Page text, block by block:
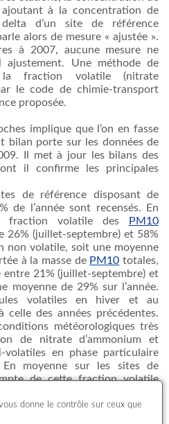
ajoutant à la concentration de
d’un site de référence
alors de mesure « ajustée ».
à 2007, aucune mesure ne
ajustement. Une méthodede
fraction volatile (nitrate
le code dechimie-transport
proposée.
implique que l’on enfasse
bilan porte surles donnéesde
Il metà jour les bilans des
il confirmeles principales
de référence disposantde
de l’année sont recensés. En
fraction volatile des
PM10
26% (juillet-septembre) et 58%
non volatile, soit une moyenne
à la masse de PM10 totales,
entre21% (juillet-septembre) et
moyennede 29% sur l’année.
volatiles en hiver et au
celle des années précédentes.
météorologiques très
de nitrated’ammonium et
volatiles en phase particulaire
En moyenne surles sites de
decettefraction volatile
surlesdépassements devaleurs
donne le contrôle sur ceux que